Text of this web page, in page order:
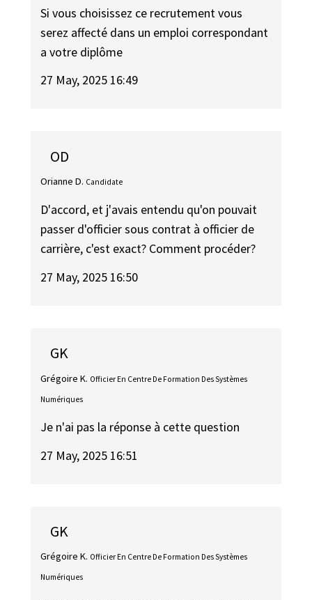
Si vous choisissez ce recrutement vous
serez affecté dans un emploi correspondant
a votre diplôme
27 May, 2025 16:49
OD
Orianne D. Candidate
D'accord, et j'avais entendu qu'on pouvait
passer d'officier sous contrat à officier de
carrière, c'est exact? Comment procéder?
27 May, 2025 16:50
GK
Grégoire K. Officier En Centre De Formation Des Systèmes
Numériques
Je n'ai pas la réponse à cette question
27 May, 2025 16:51
GK
Grégoire K. Officier En Centre De Formation Des Systèmes
Numériques